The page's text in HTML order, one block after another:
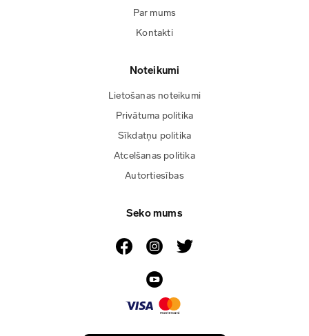
Par mums
Kontakti
Noteikumi
Lietošanas noteikumi
Privātuma politika
Sīkdatņu politika
Atcelšanas politika
Autortiesības
Seko mums